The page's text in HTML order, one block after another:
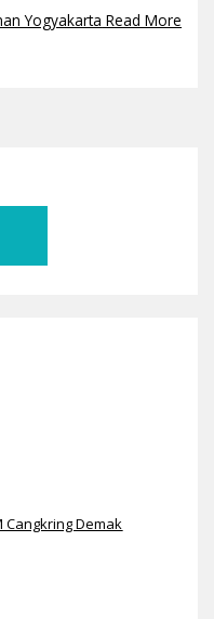
Yogyakarta Read More
Cangkring Demak